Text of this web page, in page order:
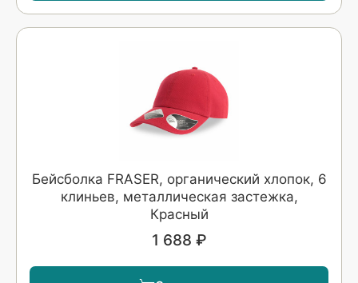
Бейсболка FRASER, органический хлопок, 6
клиньев, металлическая застежка,
Красный
1 688 ₽